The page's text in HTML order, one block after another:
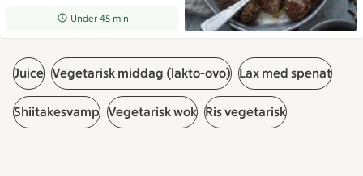
Receptet tar Under 45 min att tillaga
Under 45 min
Juice Vegetarisk middag (lakto-ovo) Lax med spenat
Shiitakesvamp Vegetarisk wok Ris vegetarisk